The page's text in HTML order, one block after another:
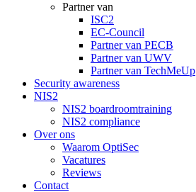
Partner van
ISC2
EC-Council
Partner van PECB
Partner van UWV
Partner van TechMeUp
Security awareness
NIS2
NIS2 boardroomtraining
NIS2 compliance
Over ons
Waarom OptiSec
Vacatures
Reviews
Contact